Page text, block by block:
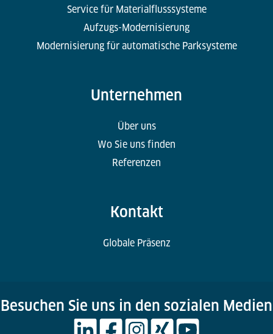
Service für Materialflusssysteme
Aufzugs-Modernisierung
Modernisierung für automatische Parksysteme
Unternehmen
Über uns
Wo Sie uns finden
Referenzen
Kontakt
Globale Präsenz
Besuchen Sie uns in den sozialen Medien